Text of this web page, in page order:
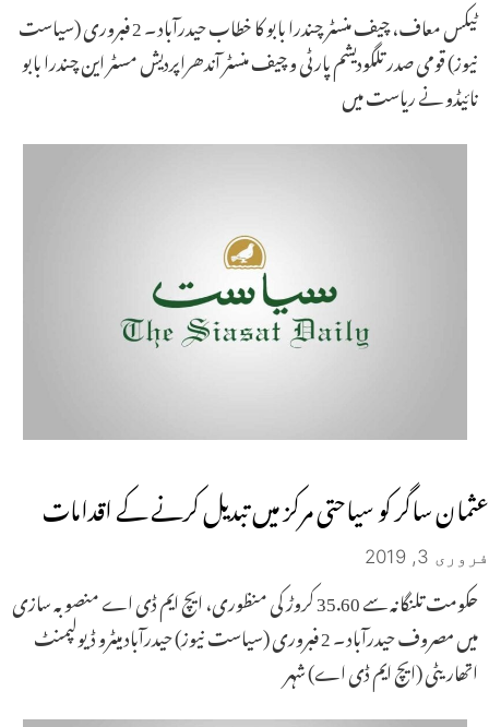
ٹیکس معاف، چیف منسٹر چندرا بابو کا خطاب حیدرآباد ۔ 2 فبروری (سیاست
نیوز) قومی صدر تلگودیشم پارٹی و چیف منسٹر آندھراپردیش مسٹر این چندرا بابو
نائیڈو نے ریاست میں
عثمان ساگر کو سیاحتی مرکز میں تبدیل کرنے کے اقدامات
فروری 3, 2019
حکومت تلنگانہ سے 35.60 کروڑ کی منظوری، ایچ ایم ڈی اے منصوبہ سازی
میں مصروف حیدرآباد ۔ 2 فبروری (سیاست نیوز) حیدرآباد میٹرو ڈیولپمنٹ
اتھاریٹی (ایچ ایم ڈی اے) شہر